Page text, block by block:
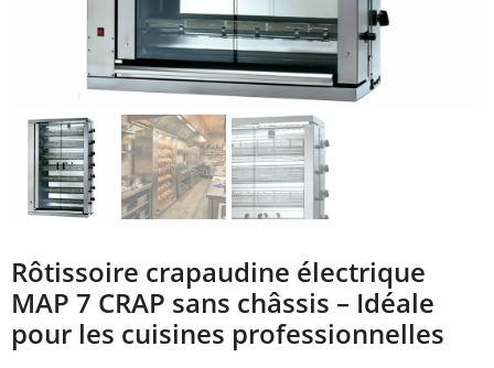
Rôtissoire crapaudine électrique
MAP 7 CRAP sans châssis – Idéale
pour les cuisines professionnelles